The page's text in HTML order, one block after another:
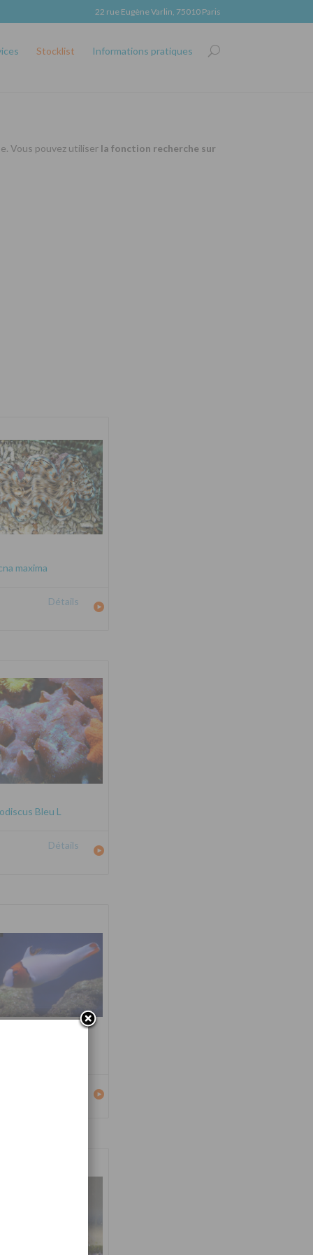
22 rue Eugène Varlin, 75010 Paris
Stocklist Informations pratiques
Vous pouvez utiliser la fonction recherche sur
maxima
Détails
Bleu L
Détails